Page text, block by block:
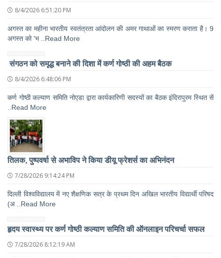
8/4/2026 6:51:20 PM
अगस्त का महीना भारतीय स्वतंत्रता आंदोलन की अमर गाथाओं का स्मरण कराता है। 9
अगस्त को 'भ ..Read More
संगठन को समृद्ध बनाने की दिशा में कर्ण गोष्ठी की अहम बैठक
8/4/2026 6:48:06 PM
कर्ण गोष्ठी कल्याण समिति नोएडा द्वारा कार्यकारिणी सदस्यों का बैठक इंदिरापुरम स्थित सें
..Read More
तिलक, पुष्पवर्षा से अभाविप ने किया डीयू फ्रेशर्स का अभिनंदन
7/28/2026 9:14:24 PM
दिल्ली विश्वविद्यालय में नए शैक्षणिक सत्र के प्रथम दिन अखिल भारतीय विद्यार्थी परिषद
(अ ..Read More
हृदय स्वास्थ्य पर कर्ण गोष्ठी कल्याण समिति की ऑनलाइन परिचर्चा सफल
7/28/2026 8:12:19 AM